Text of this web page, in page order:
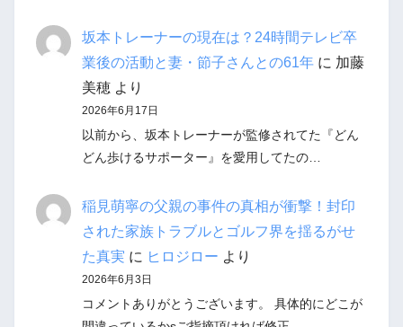
坂本トレーナーの現在は？24時間テレビ卒
業後の活動と妻・節子さんとの61年に 加藤
美穂より
2026年6月17日
以前から、坂本トレーナーが監修されてた『どん
どん歩けるサポーター』を愛用してたの…
稲見萌寧の父親の事件の真相が衝撃！封印
された家族トラブルとゴルフ界を揺るがせ
た真実 に ヒロジロー より
2026年6月3日
コメントありがとうございます。 具体的にどこが